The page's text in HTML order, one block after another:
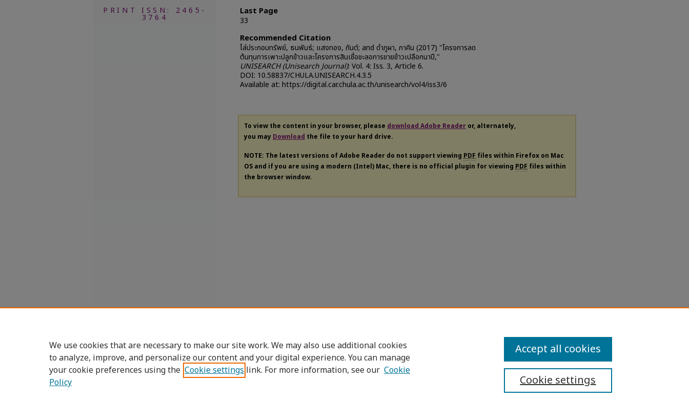
Last Page
33
Recommended Citation
ไล่ประกอบทรัพย์, ธนพันธ์; แสงทอง, กันต์; and ดำภูผา, ภาคิน (2017) "โครงการลด
ต้นทุนการเพาะปลูกข้าวและโครงการสินเชื่อชะลอการขายข้าวเปลือกนาปี,"
UNISEARCH (Unisearch Journal): Vol. 4: Iss. 3, Article 6.
DOI: 10.58837/CHULA.UNISEARCH.4.3.5
Available at: https://digital.car.chula.ac.th/unisearch/vol4/iss3/6
To view the content in your browser, please download Adobe Reader or, alternately,
you may Download the file to your hard drive.
NOTE: The latest versions of Adobe Reader do not support viewing PDF files within Firefox on Mac
OS and if you are using a modern (Intel) Mac, there is no official plugin for viewing PDF files within
the browser window.
PRINT ISSN: 2465-
3764
Accessibility Statement
We use cookies that are necessary to make our site work. We may also use additional cookies
to analyze, improve, and personalize our content and your digital experience. You can manage
your cookie preferences using the Cookie settings link. For more information, see our Cookie
Policy
Cookie settings
Accept all cookies